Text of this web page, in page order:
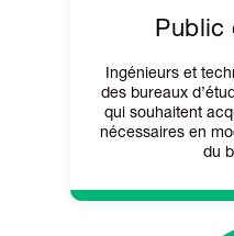
Public
Ingénieurs et
des bureaux
qui souhaitent
nécessaires en
du